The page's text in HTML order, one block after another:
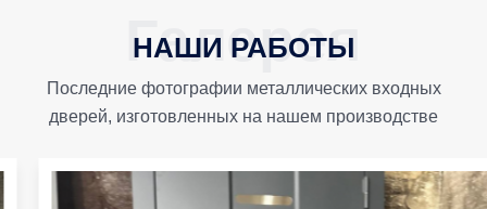
НАШИ РАБОТЫ
Последние фотографии металлических входных
дверей, изготовленных на нашем производстве